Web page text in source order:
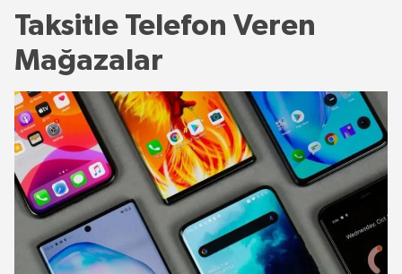
Taksitle Telefon Veren
Mağazalar